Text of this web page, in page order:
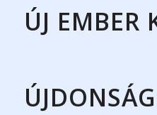
ÚJ EMBER